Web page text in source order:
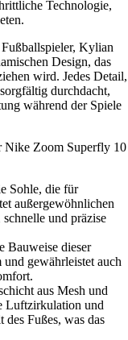
Technologie,
Kylian
Design, das
wird. Jedes Detail,
durchdacht,
während der Spiele
Nike Zoom Superfly 10
Sohle, die für
außergewöhnlichen
und präzise
Bauweise dieser
und gewährleistet auch
aus Mesh und
Luftzirkulation und
Fußes, was das